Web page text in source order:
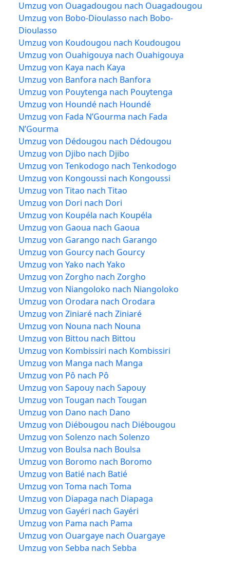
Umzug von Ouagadougou nach Ouagadougou
Umzug von Bobo-Dioulasso nach Bobo-
Dioulasso
Umzug von Koudougou nach Koudougou
Umzug von Ouahigouya nach Ouahigouya
Umzug von Kaya nach Kaya
Umzug von Banfora nach Banfora
Umzug von Pouytenga nach Pouytenga
Umzug von Houndé nach Houndé
Umzug von Fada N’Gourma nach Fada
N’Gourma
Umzug von Dédougou nach Dédougou
Umzug von Djibo nach Djibo
Umzug von Tenkodogo nach Tenkodogo
Umzug von Kongoussi nach Kongoussi
Umzug von Titao nach Titao
Umzug von Dori nach Dori
Umzug von Koupéla nach Koupéla
Umzug von Gaoua nach Gaoua
Umzug von Garango nach Garango
Umzug von Gourcy nach Gourcy
Umzug von Yako nach Yako
Umzug von Zorgho nach Zorgho
Umzug von Niangoloko nach Niangoloko
Umzug von Orodara nach Orodara
Umzug von Ziniaré nach Ziniaré
Umzug von Nouna nach Nouna
Umzug von Bittou nach Bittou
Umzug von Kombissiri nach Kombissiri
Umzug von Manga nach Manga
Umzug von Pô nach Pô
Umzug von Sapouy nach Sapouy
Umzug von Tougan nach Tougan
Umzug von Dano nach Dano
Umzug von Diébougou nach Diébougou
Umzug von Solenzo nach Solenzo
Umzug von Boulsa nach Boulsa
Umzug von Boromo nach Boromo
Umzug von Batié nach Batié
Umzug von Toma nach Toma
Umzug von Diapaga nach Diapaga
Umzug von Gayéri nach Gayéri
Umzug von Pama nach Pama
Umzug von Ouargaye nach Ouargaye
Umzug von Sebba nach Sebba